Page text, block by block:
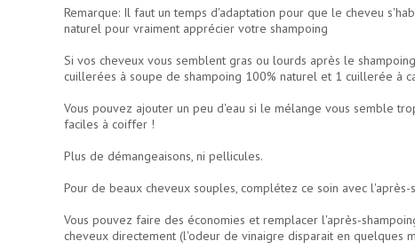
Remarque: Il faut un temps d'adaptation pour que le cheveu
naturel pour vraiment apprécier votre shampoing
Si vos cheveux vous semblent gras ou lourds après le
cuillerées à soupe de shampoing 100% naturel et 1 cuillerée à
Vous pouvez ajouter un peu d'eau si le mélange vous semble
faciles à coiffer !
Plus de démangeaisons, ni pellicules.
Pour de beaux cheveux souples, complétez ce soin avec
Vous pouvez faire des économies et remplacer l'après-
cheveux directement (l'odeur de vinaigre disparait en quelques